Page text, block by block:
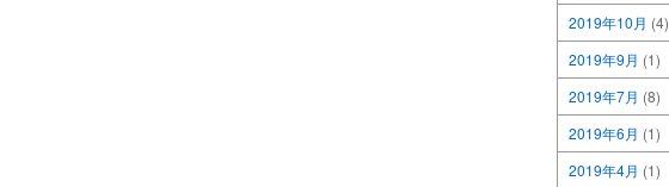
2019年10月 (4)
2019年9月 (1)
2019年7月 (8)
2019年6月 (1)
2019年4月 (1)